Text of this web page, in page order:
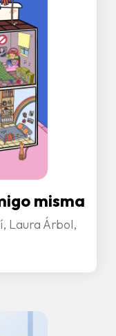
misma
Laura Árbol,